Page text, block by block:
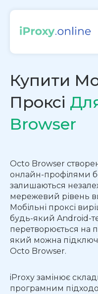
Купити
Проксі
Browser
Octo Browser
онлайн-профілями
залишаються
мережевий рівень
Мобільні проксі
будь-який Android-
перетворюється на
який можна
Octo Browser.
iProxy замінює
програмним